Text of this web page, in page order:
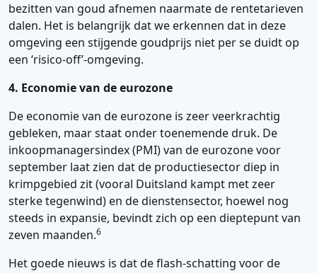
bezitten van goud afnemen naarmate de rentetarieven
dalen. Het is belangrijk dat we erkennen dat in deze
omgeving een stijgende goudprijs niet per se duidt op
een ‘risico-off’-omgeving.
4. Economie van de eurozone
De economie van de eurozone is zeer veerkrachtig
gebleken, maar staat onder toenemende druk. De
inkoopmanagersindex (PMI) van de eurozone voor
september laat zien dat de productiesector diep in
krimpgebied zit (vooral Duitsland kampt met zeer
sterke tegenwind) en de dienstensector, hoewel nog
steeds in expansie, bevindt zich op een dieptepunt van
zeven maanden.6
Het goede nieuws is dat de flash-schatting voor de